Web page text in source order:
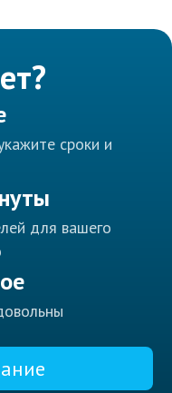
сроки и
для вашего